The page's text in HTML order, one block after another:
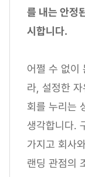
를 내는 안정
시합니다.
어쩔 수 없이
라, 설정한
회를 누리는
생각합니다.
가지고 회사
랜딩 관점의